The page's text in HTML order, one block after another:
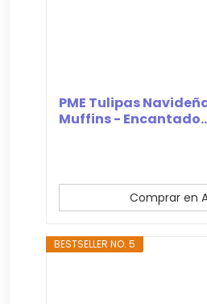
PME Tulipas
Muffins -
Comprar en
BESTSELLER NO. 5